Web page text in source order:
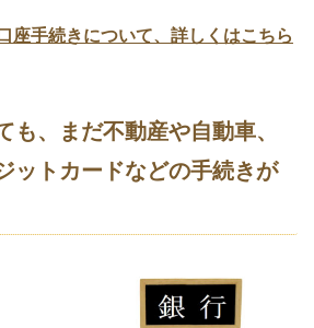
座手続きについて、詳しくはこちら
も、まだ不動産や自動車、
ットカードなどの手続きが